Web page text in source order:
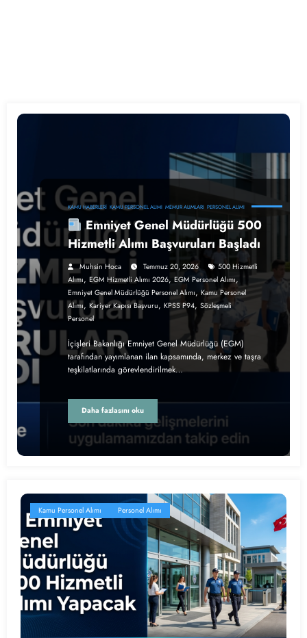
KAMU HABERLERI KAMU PERSONEL ALIMI MEMUR ALIMLARI PERSONEL ALIMI
Emniyet Genel Müdürlüğü 500
Hizmetli Alımı Başvuruları Başladı
Muhsin Hoca Temmuz 20, 2026
500 Hizmetli
Alımı, EGM Hizmetli Alımı 2026, EGM Personel Alımı,
Emniyet Genel Müdürlüğü Personel Alımı,Kamu Personel
Alımı, Kariyer Kapısı Başvuru, KPSS P94, Sözleşmeli
Personel
İçişleri Bakanlığı Emniyet Genel Müdürlüğü (EGM)
tarafından yayımlanan ilan kapsamında, merkez ve taşra
teşkilatlarında görevlendirilmek…
Daha fazlasını oku
Kamu Personel Alımı Personel Alımı